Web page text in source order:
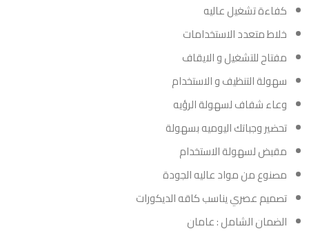
كفاءة تشغيل عاليه
خلاط متعدد الاستخدامات
مفتاح للتشغيل و الايقاف
سهولة التنظيف و الاستخدام
وعاء شفاف لسهولة الرؤيه
تحضير وجباتك اليوميه بسهولة
مقبض لسهولة الاستخدام
مصنوع من مواد عاليه الجودة
تصميم عصري يناسب كاقه الديكورات
الضمان الشامل : عامان